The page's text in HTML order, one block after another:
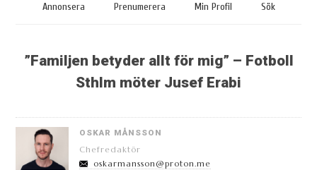
Annonsera Prenumerera Min Profil Sök
”Familjen betyder allt för mig” – Fotboll
Sthlm möter Jusef Erabi
OSKAR MÅNSSON
Chefredaktör
oskarmansson@proton.me